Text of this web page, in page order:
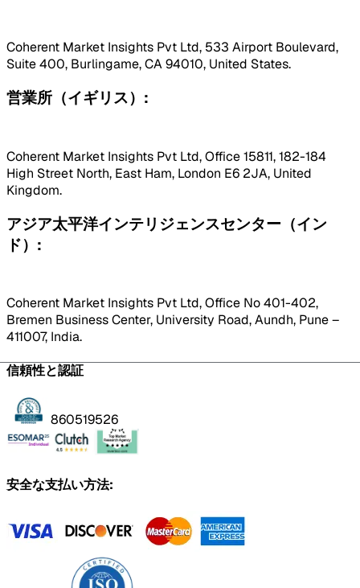
Coherent Market Insights Pvt Ltd, 533 Airport Boulevard,
Suite 400, Burlingame, CA 94010, United States.
営業所（イギリス）:
Coherent Market Insights Pvt Ltd, Office 15811, 182-184
High Street North, East Ham, London E6 2JA, United
Kingdom.
アジア太平洋インテリジェンスセンター（イン
ド）:
Coherent Market Insights Pvt Ltd, Office No 401-402,
Bremen Business Center, University Road, Aundh, Pune –
411007, India.
信頼性と認証
860519526
安全な支払い方法: